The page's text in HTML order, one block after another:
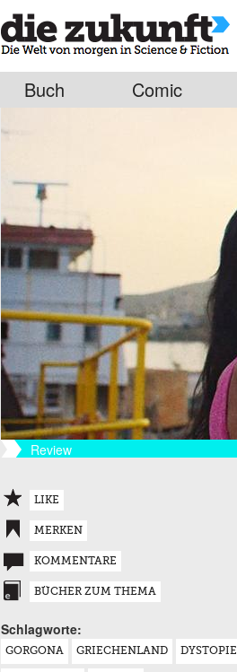
Buch Comic
Review
LIKE
MERKEN
KOMMENTARE
BÜCHER ZUM THEMA
Schlagworte:
GORGONA GRIECHENLAND DYSTOPIE